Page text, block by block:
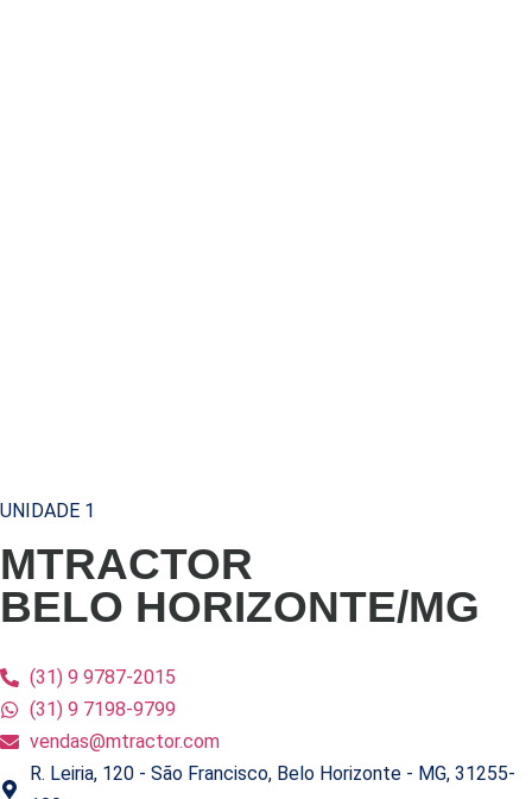
UNIDADE 1
MTRACTOR
BELO HORIZONTE/MG
(31) 9 9787-2015
(31) 9 7198-9799
vendas@mtractor.com
R. Leiria, 120 - São Francisco, Belo Horizonte - MG, 31255-